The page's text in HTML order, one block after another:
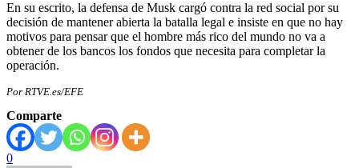
En su escrito, la defensa de Musk cargó contra la red social por su
decisión de mantener abierta la batalla legal e insiste en que no hay
motivos para pensar que el hombre más rico del mundo no va a
obtener de los bancos los fondos que necesita para completar la
operación.
Por RTVE.es/EFE
Comparte
0